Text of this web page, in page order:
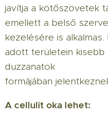
javítja a kötőszövetek
emellett a belső
kezelésére is
adott területein kisebb
duzzanatok
formájában
A cellulit oka lehet: